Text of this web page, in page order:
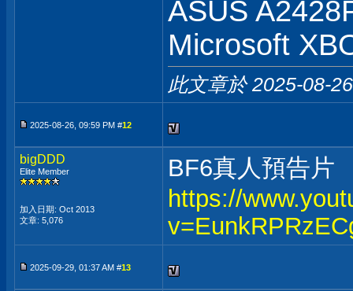
ASUS
Microsoft
此文章於 2025-08-
2025-08-26, 09:59 PM #12
bigDDD
Elite Member
加入日期: Oct 2013
文章: 5,076
BF6真人預告片
https://
2025-09-29, 01:37 AM #13